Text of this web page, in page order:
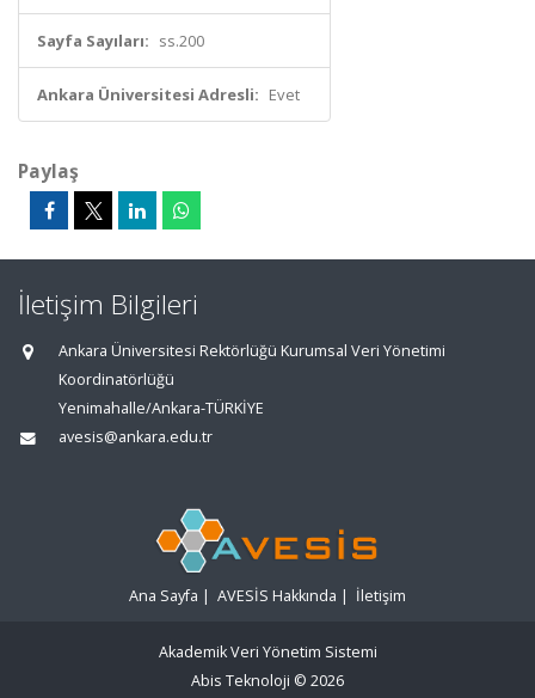
Sayfa Sayıları: ss.200
Ankara Üniversitesi Adresli: Evet
Paylaş
İletişim Bilgileri
Ankara Üniversitesi Rektörlüğü Kurumsal Veri Yönetimi
Koordinatörlüğü
Yenimahalle/Ankara-TÜRKİYE
avesis@ankara.edu.tr
Ana Sayfa | AVESİS Hakkında | İletişim
Akademik Veri Yönetim Sistemi
Abis Teknoloji © 2026